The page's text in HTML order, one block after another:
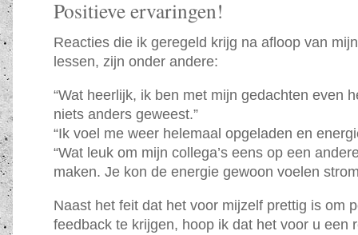
Positieve ervaringen!
Reacties die ik geregeld krijg na afloop van
lessen, zijn onder andere:
“Wat heerlijk, ik ben met mijn gedachten even
niets anders geweest.”
“Ik voel me weer helemaal opgeladen en
“Wat leuk om mijn collega’s eens op een
maken. Je kon de energie gewoon voelen
Naast het feit dat het voor mijzelf prettig is om
feedback te krijgen, hoop ik dat het voor u een